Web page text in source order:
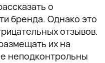
о
бренда. Однако это
отзывов.
их на
неподконтрольны